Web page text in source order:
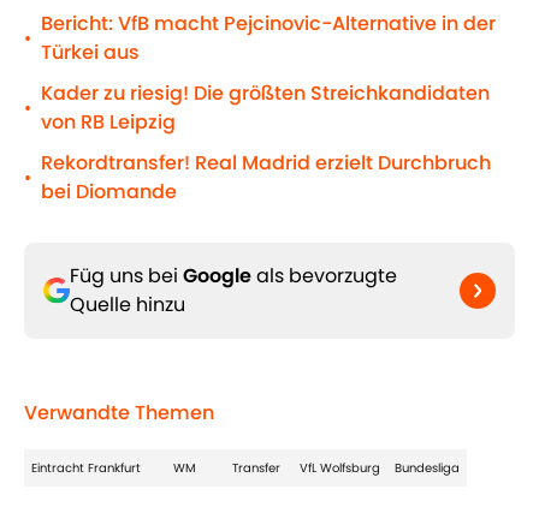
•
Bericht: VfB macht Pejcinovic-Alternative in der
Türkei aus
•
Kader zu riesig! Die größten Streichkandidaten
von RB Leipzig
•
Rekordtransfer! Real Madrid erzielt Durchbruch
bei Diomande
Füg uns bei Googleals bevorzugte
Quelle hinzu
Verwandte Themen
Eintracht Frankfurt WM Transfer VfL Wolfsburg Bundesliga